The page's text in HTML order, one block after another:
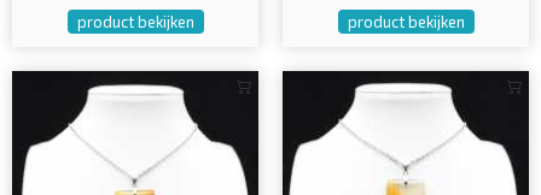
product bekijken product bekijken